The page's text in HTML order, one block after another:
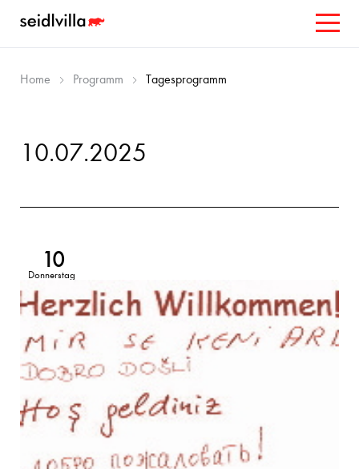
Home Programm Tagesprogramm
10.07.2025
10
Donnerstag